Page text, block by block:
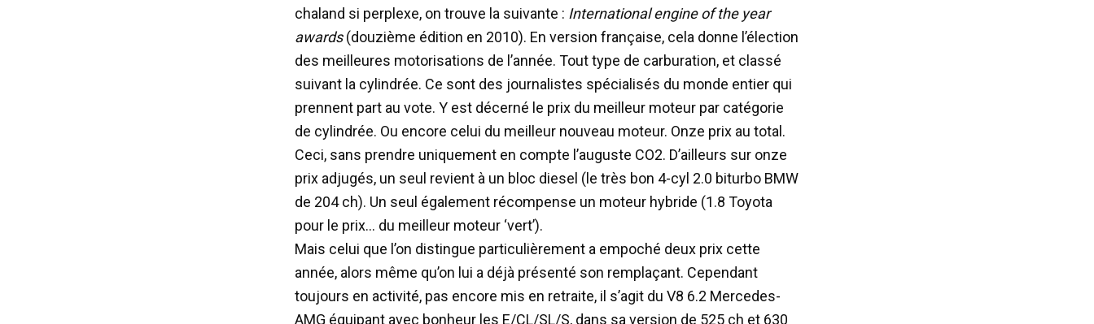
chaland si perplexe, on trouve la suivante : International engine of the year
awards(douzième édition en 2010). En version française, cela donne l’élection
des meilleures motorisations de l’année. Tout type de carburation, et classé
suivant la cylindrée. Ce sont des journalistes spécialisés du monde entier qui
prennent part au vote. Y est décerné le prix du meilleur moteur par catégorie
de cylindrée. Ou encore celui du meilleur nouveau moteur. Onze prix au total.
Ceci, sans prendre uniquement en compte l’auguste CO2. D’ailleurs sur onze
prix adjugés, un seul revient à un bloc diesel (le très bon 4-cyl 2.0 biturbo BMW
de 204 ch). Un seul également récompense un moteur hybride (1.8 Toyota
pour le prix… du meilleur moteur ‘vert’).
Mais celui que l’on distingue particulièrement a empoché deux prix cette
année, alors même qu’on lui a déjà présenté son remplaçant. Cependant
toujours en activité, pas encore mis en retraite, il s’agit du V8 6.2 Mercedes-
AMG équipant avec bonheur les E/CL/SL/S, dans sa version de 525 ch et 630